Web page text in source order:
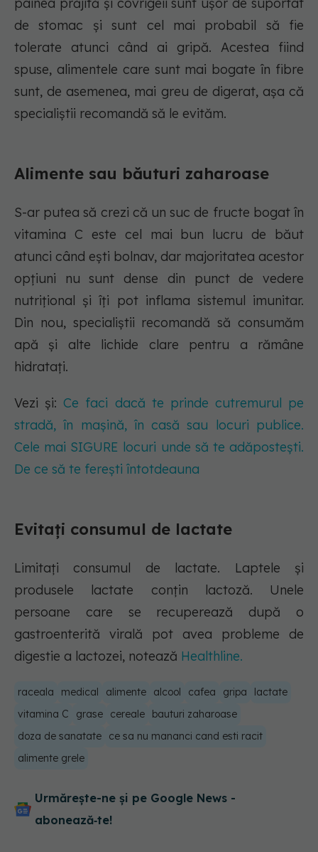
pâinea prăjită și covrigeii sunt ușor de suportat
de stomac și sunt cel mai probabil să fie
tolerate atunci când ai gripă. Acestea fiind
spuse, alimentele care sunt mai bogate în fibre
sunt, de asemenea, mai greu de digerat, așa că
specialiștii recomandă să le evităm.
Alimente sau băuturi zaharoase
S-ar putea să crezi că un suc de fructe bogat în
vitamina C este cel mai bun lucru de băut
atunci când ești bolnav, dar majoritatea acestor
opțiuni nu sunt dense din punct de vedere
nutrițional și îți pot inflama sistemul imunitar.
Din nou, specialiștii recomandă să consumăm
apă și alte lichide clare pentru a rămâne
hidratați.
Vezi și:Ce faci dacă te prinde cutremurul pe
stradă, în mașină, în casă sau locuri publice.
Cele mai SIGURE locuri unde să te adăpostești.
De ce să te ferești întotdeauna
Evitați consumul de lactate
Limitați consumul de lactate. Laptele și
produsele lactate conțin lactoză. Unele
persoane care se recuperează după o
gastroenterită virală pot avea probleme de
digestie a lactozei, notează Healthline.
raceala medical alimente alcool cafea gripa
lactate
vitamina C
grase cereale
bauturi zaharoase
doza de sanatate
ce sa nu mananci cand esti racit
alimente grele
Urmărește-ne și pe Google News -
abonează‑te!